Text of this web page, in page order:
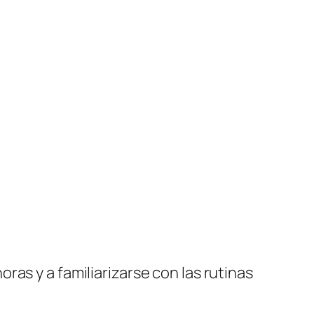
y a familiarizarse con las rutinas